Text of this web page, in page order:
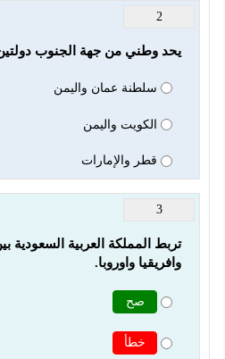
2
يحد وطني من جهة الجنوب
سلطنة عمان واليمن
الكويت واليمن
قطر والإمارات
3
وافريقيا واوروبا.
صح
خطأ